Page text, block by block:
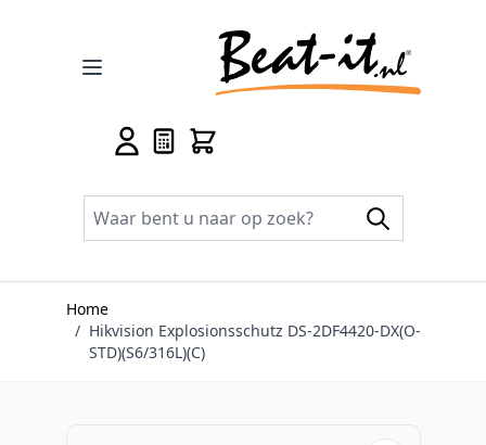
Home
/ Hikvision Explosionsschutz DS-2DF4420-DX(O-
STD)(S6/316L)(C)